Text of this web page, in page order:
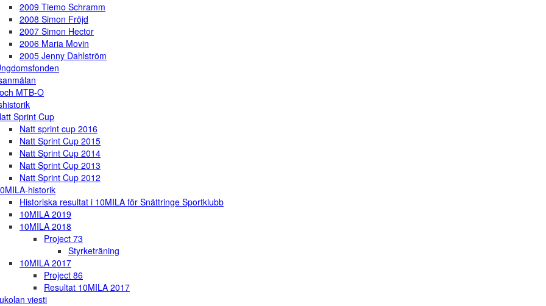
2009 Tiemo Schramm
2008 Simon Fröjd
2007 Simon Hector
2006 Maria Movin
2005 Jenny Dahlström
MTB-O
Sprint Cup
Natt sprint cup 2016
Natt Sprint Cup 2015
Natt Sprint Cup 2014
Natt Sprint Cup 2013
Natt Sprint Cup 2012
historik
Historiska resultat i 10MILA för Snättringe Sportklubb
10MILA 2019
10MILA 2018
Project 73
Styrketräning
10MILA 2017
Project 86
Resultat 10MILA 2017
viesti